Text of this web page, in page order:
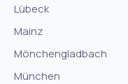
Lübeck
Mainz
Mönchengladbach
München